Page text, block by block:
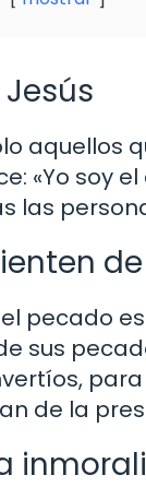
«Yo
las
pecado
sus
de la